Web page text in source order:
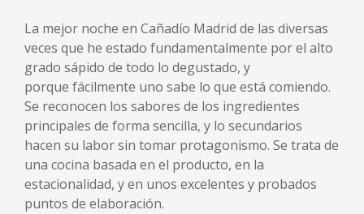
La mejor noche en Cañadío Madrid de las diversas
veces que he estado fundamentalmente por el alto
grado sápido de todo lo degustado, y
porque fácilmente uno sabe lo que está comiendo.
Se reconocen los sabores de los ingredientes
principales de forma sencilla, y lo secundarios
hacen su labor sin tomar protagonismo. Se trata de
una cocina basada en el producto, en la
estacionalidad, y en unos excelentes y probados
puntos de elaboración.